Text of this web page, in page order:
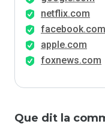
netflix.com
facebook.com
apple.com
foxnews.com
Que dit la